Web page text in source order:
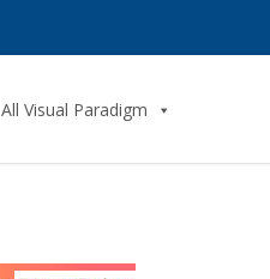
All Visual Paradigm